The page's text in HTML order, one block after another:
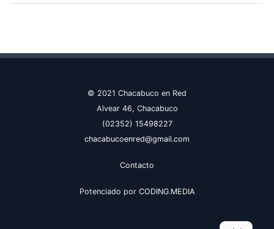
© 2021 Chacabuco en Red
Alvear 46, Chacabuco
(02352) 15498227
chacabucoenred@gmail.com
Contacto
Potenciado por CODING.MEDIA